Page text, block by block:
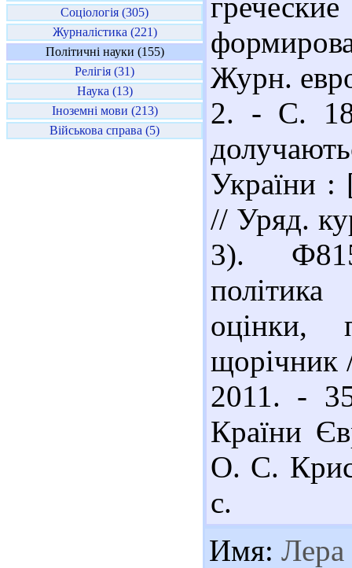
Соціологія (305)
Журналістика (221)
Політичні науки (155)
Релігія (31)
Наука (13)
Іноземні мови (213)
Військова справа (5)
Журн.
2. - С.
України :
// Уряд.
3).
оцінки,
щорічник
2011. -
Країни
О. С.
с.
Имя: Лера